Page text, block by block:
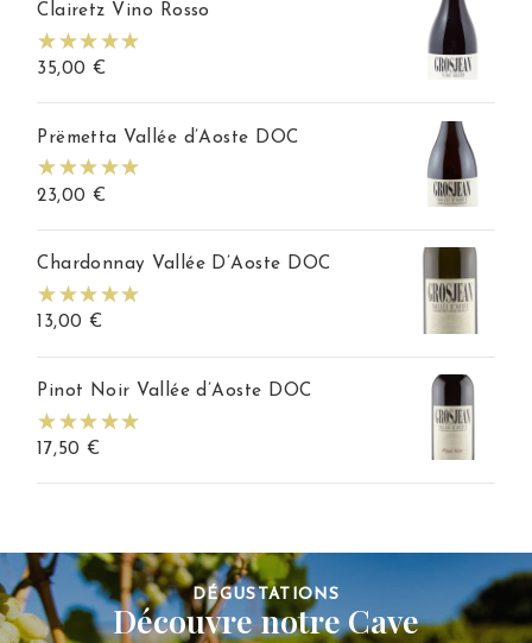
Clairetz Vino Rosso
35,00 €
Prëmetta Vallée d’Aoste DOC
23,00 €
Chardonnay Vallée D’Aoste DOC
13,00 €
Pinot Noir Vallée d’Aoste DOC
17,50 €
DÉGUSTATIONS
Découvre notre Cave